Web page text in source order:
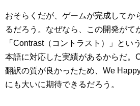
おそらくだが、ゲームが完成してか
るだろう。なぜなら、この開発がて
「Contrast（コントラスト）」とい
本語に対応した実績があるからだ。
翻訳の質が良かったため、We
にも大いに期待できるだろう。